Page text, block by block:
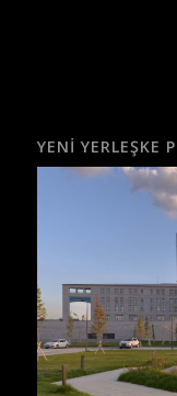
YENI YERLEŞKE